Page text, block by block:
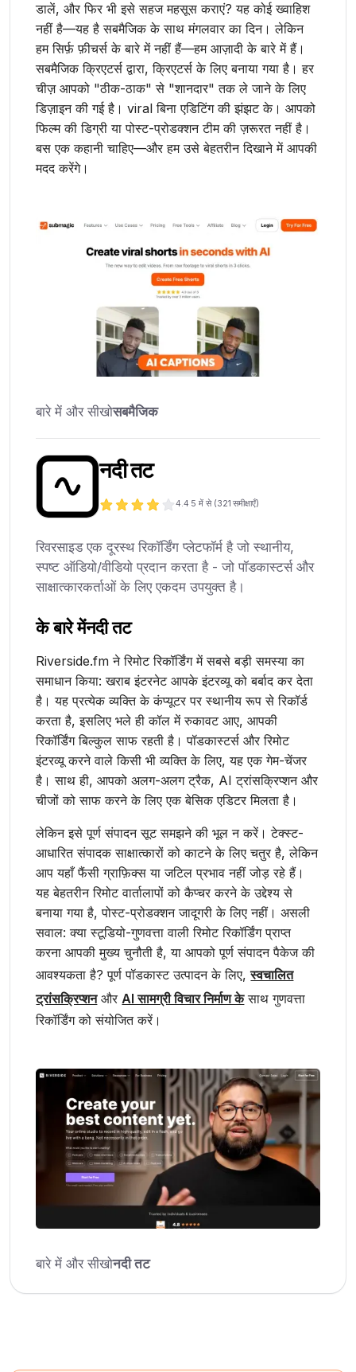
डालें, और फिर भी इसे सहज महसूस कराएं? यह कोई ख्वाहिश
नहीं है—यह है सबमैजिक के साथ मंगलवार का दिन। लेकिन
हम सिर्फ़ फ़ीचर्स के बारे में नहीं हैं—हम आज़ादी के बारे में हैं।
सबमैजिक क्रिएटर्स द्वारा, क्रिएटर्स के लिए बनाया गया है। हर
चीज़ आपको "ठीक-ठाक" से "शानदार" तक ले जाने के लिए
डिज़ाइन की गई है। viral बिना एडिटिंग की झंझट के। आपको
फिल्म की डिग्री या पोस्ट-प्रोडक्शन टीम की ज़रूरत नहीं है।
बस एक कहानी चाहिए—और हम उसे बेहतरीन दिखाने में आपकी
मदद करेंगे।
बारे में और सीखोसबमैजिक
नदी तट
4.4 5 में से (321 समीक्षाएँ)
रिवरसाइड एक दूरस्थ रिकॉर्डिंग प्लेटफॉर्म है जो स्थानीय,
स्पष्ट ऑडियो/वीडियो प्रदान करता है - जो पॉडकास्टर्स और
साक्षात्कारकर्ताओं के लिए एकदम उपयुक्त है।
के बारे मेंनदी तट
Riverside.fm ने रिमोट रिकॉर्डिंग में सबसे बड़ी समस्या का
समाधान किया: खराब इंटरनेट आपके इंटरव्यू को बर्बाद कर देता
है। यह प्रत्येक व्यक्ति के कंप्यूटर पर स्थानीय रूप से रिकॉर्ड
करता है, इसलिए भले ही कॉल में रुकावट आए, आपकी
रिकॉर्डिंग बिल्कुल साफ रहती है। पॉडकास्टर्स और रिमोट
इंटरव्यू करने वाले किसी भी व्यक्ति के लिए, यह एक गेम-चेंजर
है। साथ ही, आपको अलग-अलग ट्रैक, AI ट्रांसक्रिप्शन और
चीजों को साफ करने के लिए एक बेसिक एडिटर मिलता है।
लेकिन इसे पूर्ण संपादन सूट समझने की भूल न करें। टेक्स्ट-
आधारित संपादक साक्षात्कारों को काटने के लिए चतुर है, लेकिन
आप यहाँ फैंसी ग्राफ़िक्स या जटिल प्रभाव नहीं जोड़ रहे हैं।
यह बेहतरीन रिमोट वार्तालापों को कैप्चर करने के उद्देश्य से
बनाया गया है, पोस्ट-प्रोडक्शन जादूगरी के लिए नहीं। असली
सवाल: क्या स्टूडियो-गुणवत्ता वाली रिमोट रिकॉर्डिंग प्राप्त
करना आपकी मुख्य चुनौती है, या आपको पूर्ण संपादन पैकेज की
आवश्यकता है? पूर्ण पॉडकास्ट उत्पादन के लिए,स्वचालित
ट्रांसक्रिप्शनऔरAI सामग्री विचार निर्माण केसाथ गुणवत्ता
रिकॉर्डिंग को संयोजित करें।
बारे में और सीखोनदी तट